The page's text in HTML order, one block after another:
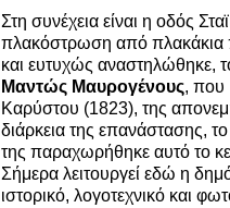
Στη συνέχεια είναι η οδός
πλακόστρωση από πλακάκια
και ευτυχώς αναστηλώθηκε,
Μαντώς Μαυρογένους, που
Καρύστου (1823), της
διάρκεια της επανάστασης,
της παραχωρήθηκε αυτό το
Σήμερα λειτουργεί εδώ η
ιστορικό, λογοτεχνικό και